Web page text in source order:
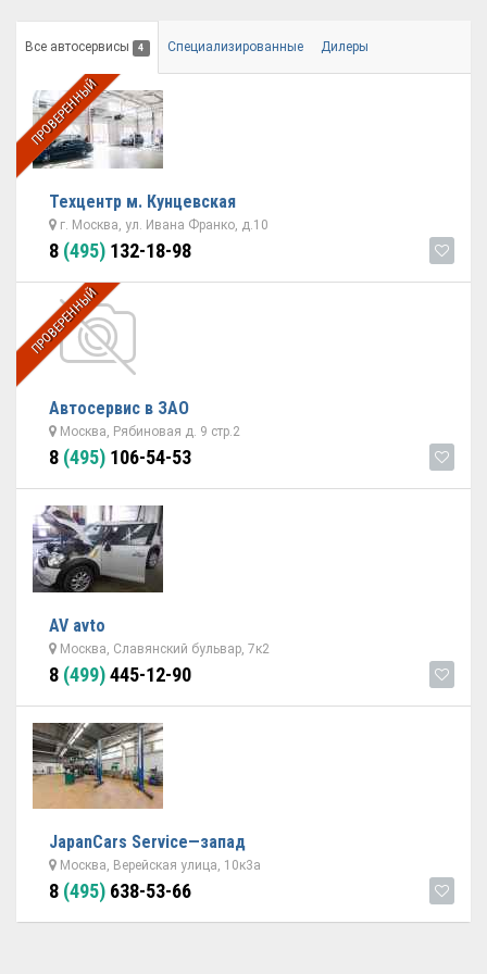
Все автосервисы 4 Специализированные Дилеры
ПРОВЕРЕННЫЙ
Техцентр м. Кунцевская
г. Москва, ул. Ивана Франко, д.10
8 (495) 132-18-98
ПРОВЕРЕННЫЙ
Автосервис в ЗАО
Москва, Рябиновая д. 9 стр.2
8 (495) 106-54-53
AV avto
Москва, Славянский бульвар, 7к2
8 (499)445-12-90
JapanCars Service—запад
Москва, Верейская улица, 10к3а
8 (495) 638-53-66